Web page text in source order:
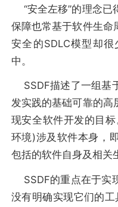
“安全左移”的理念已
保障也常基于软件生命
安全的SDLC模型却
中。
SSDF描述了一组基
发实践的基础可靠的高
现安全软件开发的目
环境)涉及软件本身，
包括的软件自身及相关
SSDF的重点在于实
没有明确实现它们的